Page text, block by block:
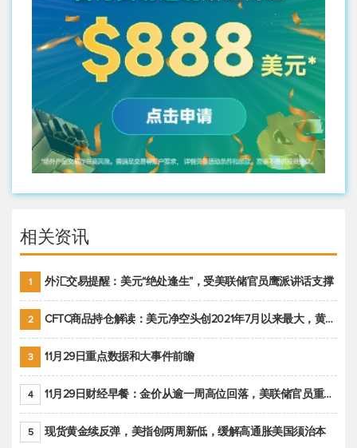
相关资讯
1 外汇交易提醒：美元“绝处逢生”，受美联储官员鹰派讲话支撑
2 CFTC商品持仓解读：美元净空头创2021年7月以来最大，黄金期货投机性净多头头寸减少
3 11月29日重点数据和大事件前瞻
4 11月29日财经早餐：金价从逾一周高位回落，美联储官员重申鹰派立场推动美元回升
5 现货黄金续反弹，美指创两周新低，缓解高通胀美国须治本